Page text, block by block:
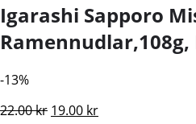
Igarashi Sapporo
Ramennudlar,108g,
-13%
22.00kr Det
19.00 krDet